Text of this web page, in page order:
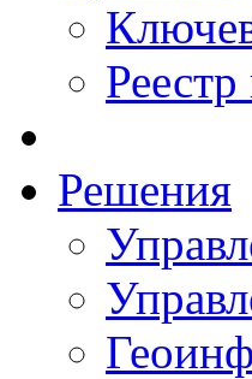
Решения